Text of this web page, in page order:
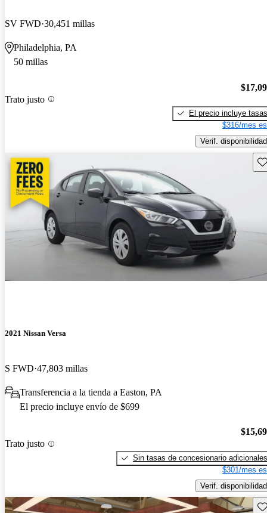
SV FWD 30,451 millas
Philadelphia, PA
50 millas
Trato justo
El precio incluye tasas
$316/mes
Verif. disponibilidad
2021 Nissan Versa
S FWD 47,803 millas
Transferencia a la tienda a Easton, PA
El precio incluye envío de $699
Trato justo
Sin tasas de concesionario adicionales
$301/mes
Verif. disponibilidad